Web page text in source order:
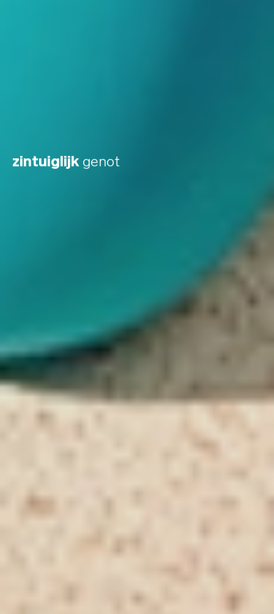
zintuiglijk genot
Met de SenseMotion™-technologie
kun je de afstandsbediening gebruiken
om de intensiteit met één
polsbeweging aan te passen voor meer